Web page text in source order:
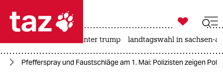
 taz zahl ich
taz zahl ich

taz zahl ich
usa unter trump landtagswahl in sachsen-
Pfefferspray und Faustschläge am 1. Mai: Polizisten zeigen